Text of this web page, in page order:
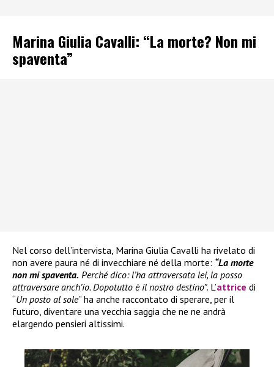
Marina Giulia Cavalli: “La morte? Non mi
spaventa”
Nel corso dell’intervista, Marina Giulia Cavalli ha rivelato di
non avere paura né di invecchiare né della morte: “La morte
non mi spaventa. Perché dico: l’ha attraversata lei, la posso
attraversare anch’io. Dopotutto è il nostro destino”. L’attrice di
“Un posto al sole” ha anche raccontato di sperare, per il
futuro, diventare una vecchia saggia che ne ne andrà
elargendo pensieri altissimi.